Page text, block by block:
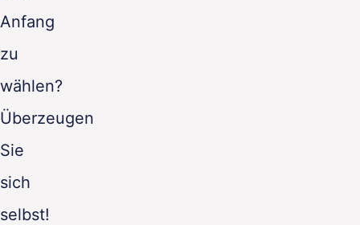
Anfang
zu
wählen?
Überzeugen
Sie
sich
selbst!